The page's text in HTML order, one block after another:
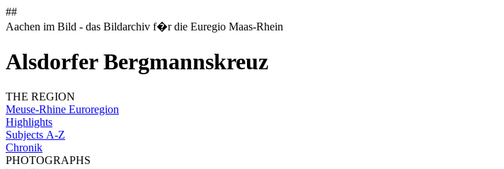
##
Aachen im Bild - das Bildarchiv f�r die Euregio Maas-Rhein
Alsdorfer Bergmannskreuz
THE REGION
Meuse-Rhine Euroregion
Highlights
Subjects A-Z
Chronik
PHOTOGRAPHS